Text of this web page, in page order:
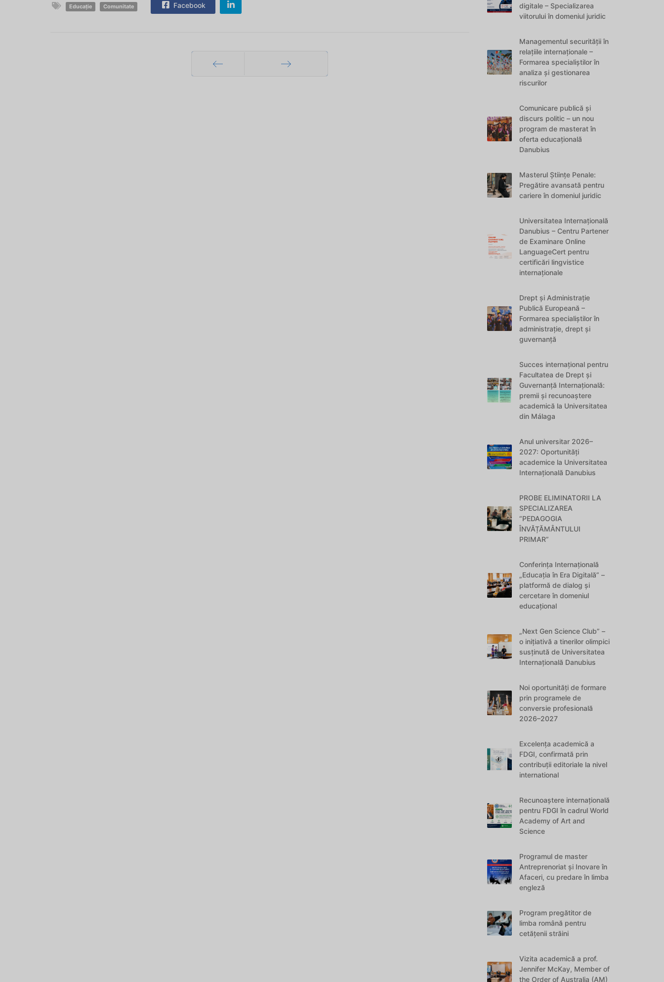
Educație Comunitate Facebook
digitale – Specializarea
viitorului în domeniul juridic
Managementul securității în
relațiile internaționale –
Formarea specialiștilor în
analiza și gestionarea
riscurilor
Comunicare publică și
discurs politic – un nou
program de masterat în
oferta educațională
Danubius
Masterul Științe Penale:
Pregătire avansată pentru
cariere în domeniul juridic
Universitatea Internațională
Danubius – Centru Partener
de Examinare Online
LanguageCert pentru
certificări lingvistice
internaționale
Drept și Administrație
Publică Europeană –
Formarea specialiștilor în
administrație, drept și
guvernanță
Succes internațional pentru
Facultatea de Drept și
Guvernanță Internațională:
premii și recunoaștere
academică la Universitatea
din Málaga
Anul universitar 2026–
2027: Oportunități
academice la Universitatea
Internațională Danubius
PROBE ELIMINATORII LA
SPECIALIZAREA
“PEDAGOGIA
ÎNVĂȚĂMÂNTULUI
PRIMAR”
Conferința Internațională
„Educația în Era Digitală” –
platformă de dialog și
cercetare în domeniul
educațional
„Next Gen Science Club” –
o inițiativă a tinerilor olimpici
susținută de Universitatea
Internațională Danubius
Noi oportunități de formare
prin programele de
conversie profesională
2026–2027
Excelența academică a
FDGI, confirmată prin
contribuții editoriale la nivel
international
Recunoaștere internațională
pentru FDGI în cadrul World
Academy of Art and
Science
Programul de master
Antreprenoriat și Inovare în
Afaceri, cu predare în limba
engleză
Program pregătitor de
limba română pentru
cetățenii străini
Vizita academică a prof.
Jennifer McKay, Member of
the Order of Australia (AM)